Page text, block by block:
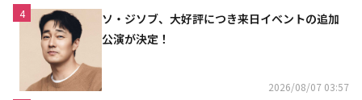
4
ソ・ジソブ、大好評につき来日イベントの追加
公演が決定！
2026/08/07 03:57